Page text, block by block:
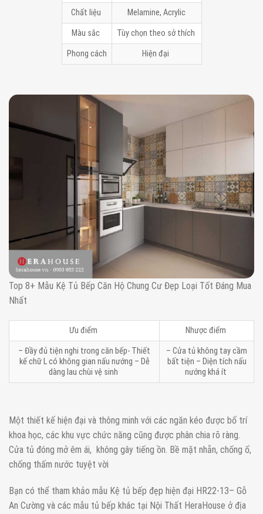
Chất liệu Melamine, Acrylic
Màu sắc Tùy chọn theo sở thích
Phong cách Hiện đại
Top 8+ Mẫu Kệ Tủ Bếp Căn Hộ Chung Cư Đẹp Loại Tốt Đáng Mua
Nhất
Ưu điểm Nhược điểm
– Đầy đủ tiện nghi trong căn bếp- Thiết
kế chữ L có không gian nấu nướng – Dễ
dàng lau chùi vệ sinh
– Cửa tủ không tay cầm
bất tiện – Diện tích nấu
nướng khá ít
Một thiết kế hiện đại và thông minh với các ngăn kéo được bố trí
khoa học, các khu vực chức năng cũng được phân chia rõ ràng.
Cửa tủ đóng mở êm ái, không gây tiếng ồn. Bề mặt nhẵn, chống ố,
chống thấm nước tuyệt vời
Bạn có thể tham khảo mẫu Kệ tủ bếp đẹp hiện đại HR22-13– Gỗ
An Cường và các mẫu tủ bếp khác tại Nội Thất HeraHouse ở địa